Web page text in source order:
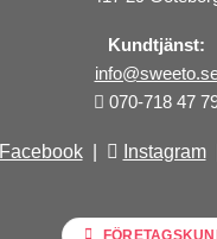
Kundtjänst:
070-718 47
Facebook| Instagram